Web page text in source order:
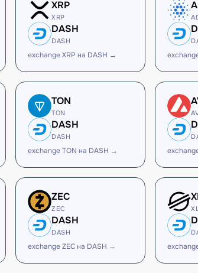
XRP
XRP
DASH
DASH
exchange XRP на DASH →
TON
TON
DASH
DASH
exchange TON на DASH →
ZEC
ZEC
DASH
DASH
exchange ZEC на DASH →